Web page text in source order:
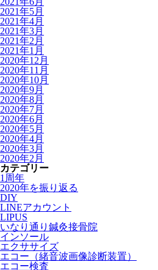
2021年5月
2021年4月
2021年3月
2021年2月
2021年1月
2020年12月
2020年11月
2020年10月
2020年9月
2020年8月
2020年7月
2020年6月
2020年5月
2020年4月
2020年3月
2020年2月
カテゴリー
1周年
2020年を振り返る
DIY
LINEアカウント
LIPUS
いなり通り鍼灸接骨院
インソール
エクササイズ
エコー（緒音波画像診断装置）
エコー検査